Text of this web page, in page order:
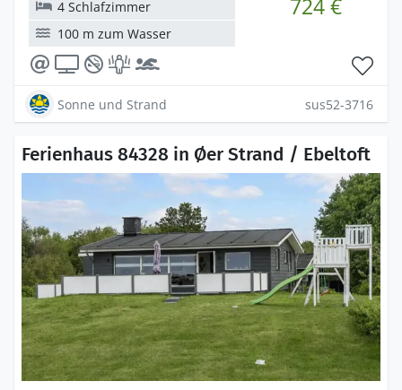
724 €
4 Schlafzimmer
100 m zum Wasser
Sonne und Strand sus52-3716
Ferienhaus 84328 in Øer Strand / Ebeltoft